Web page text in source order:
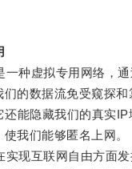
种虚拟专用网络，通
的数据流免受窥探和
隐藏我们的真实IP
我们能够匿名上网。
互联网自由方面发